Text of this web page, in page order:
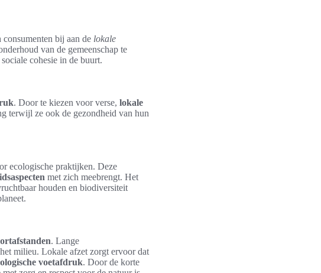
bij aan de lokale
van de gemeenschap te
cohesie in de buurt.
. Door te kiezen voor verse, lokale
terwijl ze ook de gezondheid van hun
ecologische praktijken. Deze
met zich meebrengt. Het
houden en biodiversiteit
. Lange
milieu. Lokale afzet zorgt ervoor dat
voetafdruk. Door de korte